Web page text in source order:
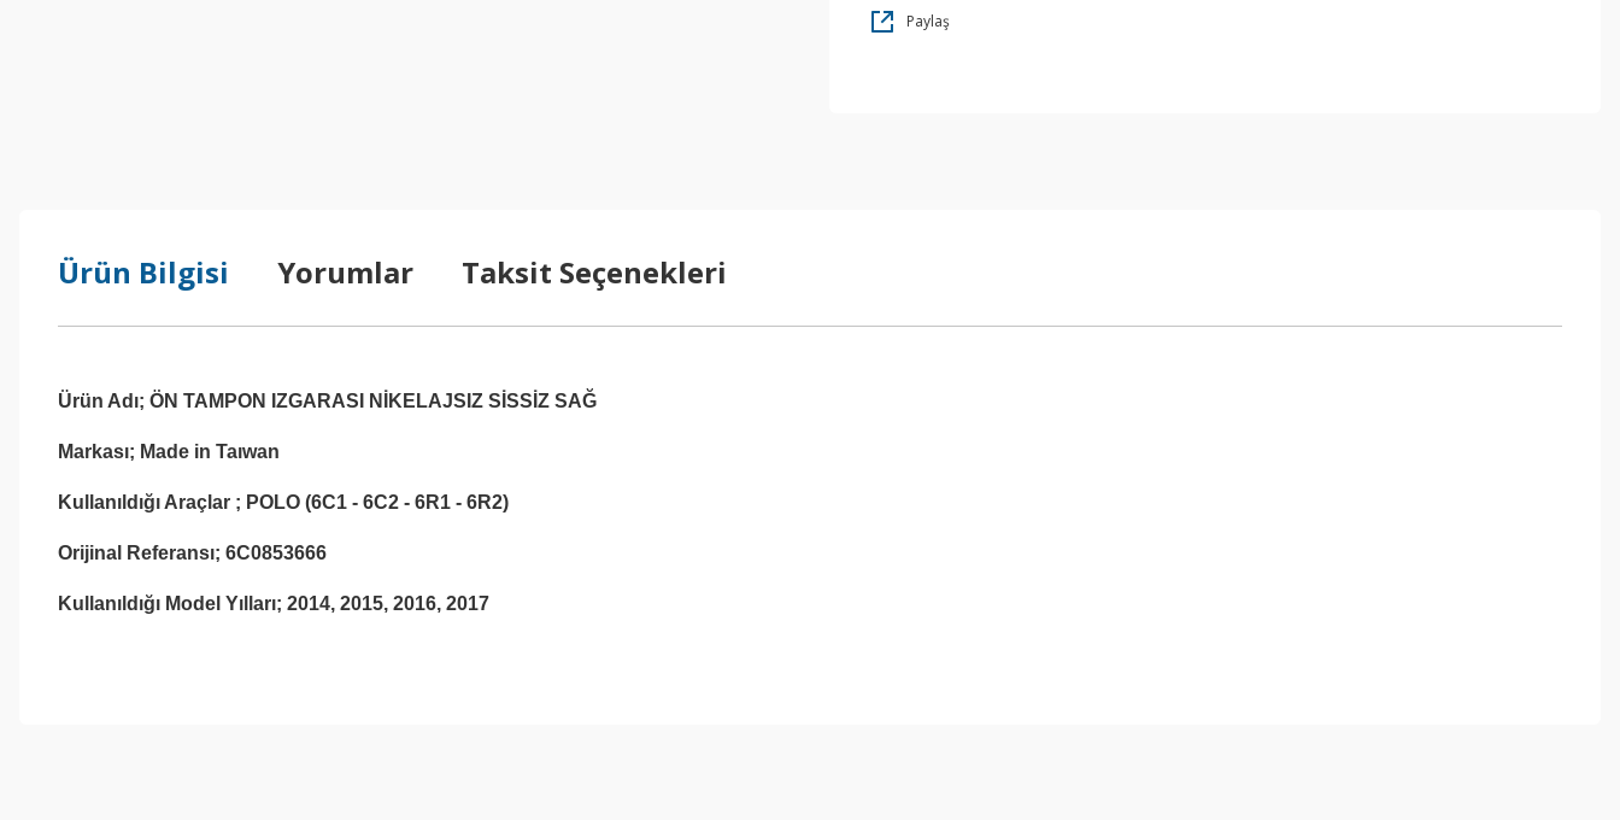
Paylaş
Ürün Bilgisi Yorumlar Taksit Seçenekleri
Ürün Adı; ÖN TAMPON IZGARASI NİKELAJSIZ SİSSİZ SAĞ
Markası; Made in Taıwan
Kullanıldığı Araçlar ; POLO (6C1 - 6C2 - 6R1 - 6R2)
Orijinal Referansı; 6C0853666
Kullanıldığı Model Yılları; 2014, 2015, 2016, 2017